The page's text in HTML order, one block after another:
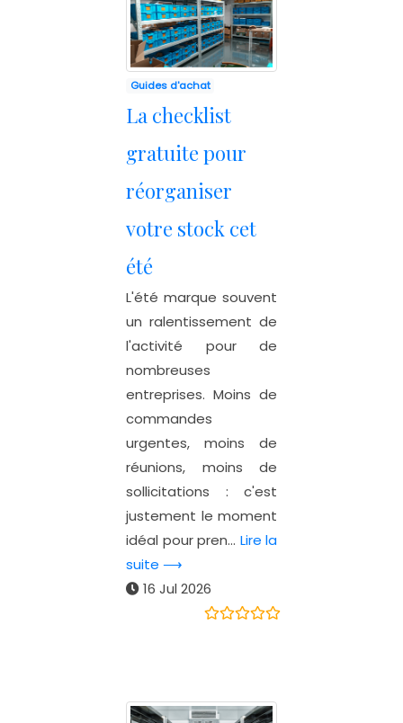
Guides d'achat
La checklist
gratuite pour
réorganiser
votre stock cet
été
L'été marque souvent
un ralentissement de
l'activité pour de
nombreuses
entreprises. Moins de
commandes
urgentes, moins de
réunions, moins de
sollicitations : c'est
justement le moment
idéal pour pren... Lire la
suite ⟶
16 Jul 2026